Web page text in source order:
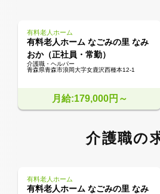
有料老人ホーム
有料老人ホーム なごみの里 なみ
おか（正社員・常勤）
介護職・ヘルパー
青森県青森市浪岡大字女鹿沢西種本12-1
月給:179,000円～
介護職の
有料老人ホーム
有料老人ホーム なごみの里 なみ